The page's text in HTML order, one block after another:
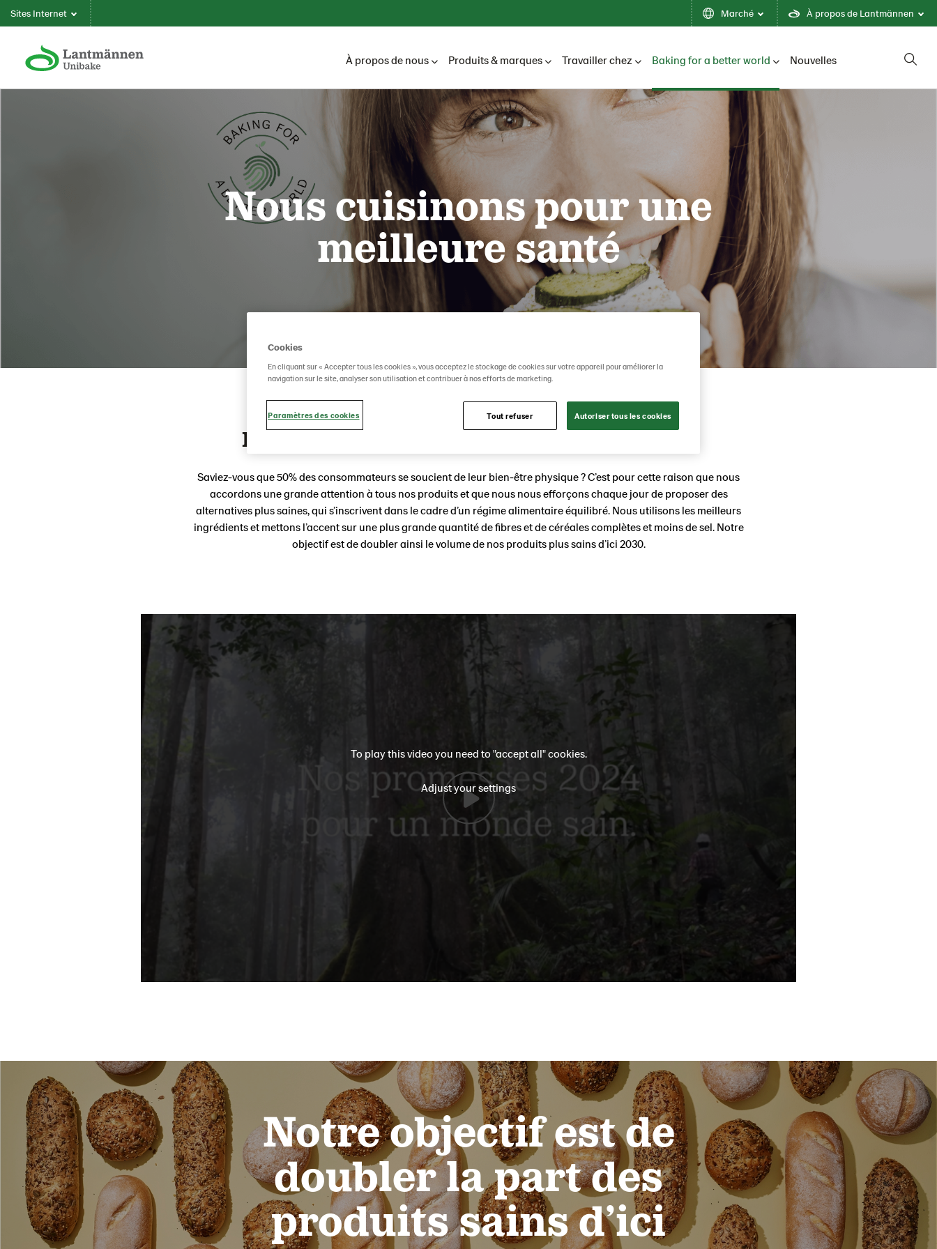
Sites Internet Marché À propos de Lantmännen
À propos de nous Produits & marques Travailler chez Baking for a better world Nouvelles
Nous cuisinons pour une
meilleure santé
La même saveur, plus de fibres, moins de sel
Saviez-vous que 50% des consommateurs se soucient de leur bien-être physique ? C’est pour cette raison que nous
accordons une grande attention à tous nos produits et que nous nous efforçons chaque jour de proposer des
alternatives plus saines, qui s’inscrivent dans le cadre d’un régime alimentaire équilibré. Nous utilisons les meilleurs
ingrédients et mettons l’accent sur une plus grande quantité de fibres et de céréales complètes et moins de sel. Notre
objectif est de doubler ainsi le volume de nos produits plus sains d’ici 2030.
To play this video you need to "accept all" cookies.
Adjust your settings
Notre objectif est de
doubler la part des
produits sains d’ici
Cookies
En cliquant sur « Accepter tous les cookies », vous acceptez le stockage de cookies sur votre appareil pour améliorer la
navigation sur le site, analyser son utilisation et contribuer à nos efforts de marketing.
Paramètres des cookies Tout refuser Autoriser tous les cookies